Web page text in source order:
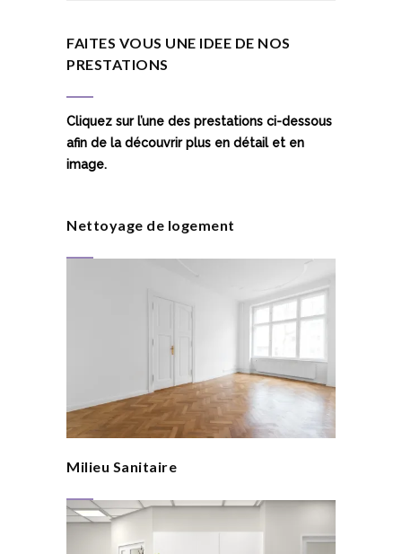
FAITES VOUS UNE IDEE DE NOS
PRESTATIONS
Cliquez sur l’une des prestations ci-dessous
afin de la découvrir plus en détail et en
image.
Nettoyage de logement
Milieu Sanitaire